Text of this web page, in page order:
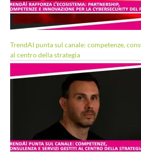
TrendAI punta sul canale: competenze,
al centro della strategia